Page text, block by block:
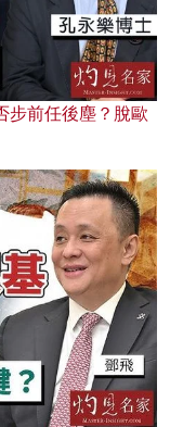
步前任後塵？脫歐